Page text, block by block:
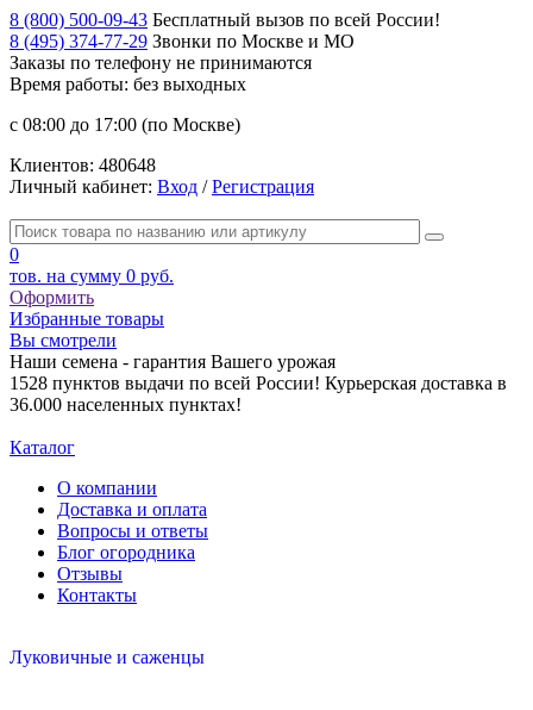
8 (800) 500-09-43 Бесплатный вызов по всей России!
8 (495) 374-77-29 Звонки по Москве и МО
Заказы по телефону не принимаются
Время работы: без выходных
с 08:00 до 17:00 (по Москве)
Клиентов: 480648
Личный кабинет: Вход /Регистрация
0
тов. на сумму 0 руб.
Оформить
Избранные товары
Вы смотрели
Наши семена - гарантия Вашего урожая
1528 пунктов выдачи по всей России! Курьерская доставка в
36.000 населенных пунктах!
Каталог
О компании
Доставка и оплата
Вопросы и ответы
Блог огородника
Отзывы
Контакты
Луковичные и саженцы